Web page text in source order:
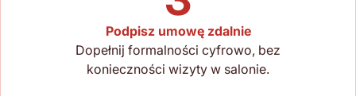
Podpisz umowę zdalnie
Dopełnij formalności cyfrowo, bez
konieczności wizyty w salonie.